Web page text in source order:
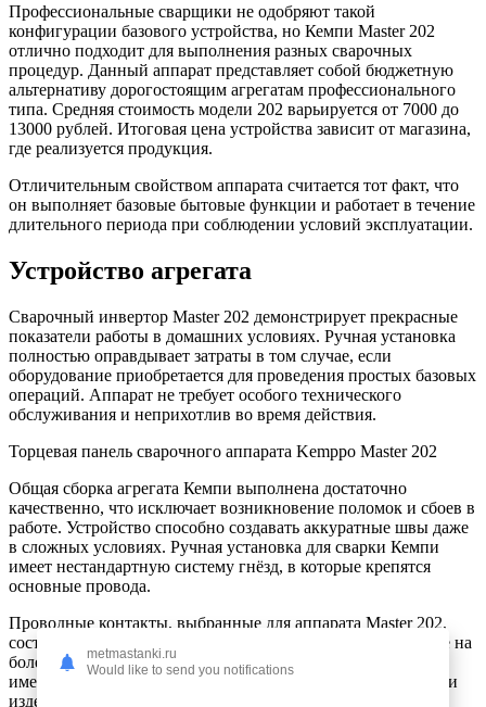
Профессиональные сварщики не одобряют такой
конфигурации базового устройства, но Кемпи Master 202
отлично подходит для выполнения разных сварочных
процедур. Данный аппарат представляет собой бюджетную
альтернативу дорогостоящим агрегатам профессионального
типа. Средняя стоимость модели 202 варьируется от 7000 до
13000 рублей. Итоговая цена устройства зависит от магазина,
где реализуется продукция.
Отличительным свойством аппарата считается тот факт, что
он выполняет базовые бытовые функции и работает в течение
длительного периода при соблюдении условий эксплуатации.
Устройство агрегата
Сварочный инвертор Master 202 демонстрирует прекрасные
показатели работы в домашних условиях. Ручная установка
полностью оправдывает затраты в том случае, если
оборудование приобретается для проведения простых базовых
операций. Аппарат не требует особого технического
обслуживания и неприхотлив во время действия.
Торцевая панель сварочного аппарата Kemppo Master 202
Общая сборка агрегата Кемпи выполнена достаточно
качественно, что исключает возникновение поломок и сбоев в
работе. Устройство способно создавать аккуратные швы даже
в сложных условиях. Ручная установка для сварки Кемпи
имеет нестандартную систему гнёзд, в которые крепятся
основные провода.
Проводные контакты, выбранные для аппарата Master 202,
составляют не больше 100 см. Провода не подлежат замене на
более удобные варианты, так как разъёмы в оборудовании
имеют специфическую конфигурацию. На торцевой панели
изделия располагаются выключатели и лампочка контроля
metmastanki.ru
Would like to send you notifications